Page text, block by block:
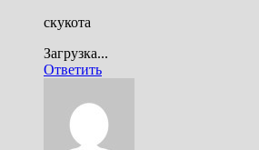
скукота
Загрузка...
Ответить